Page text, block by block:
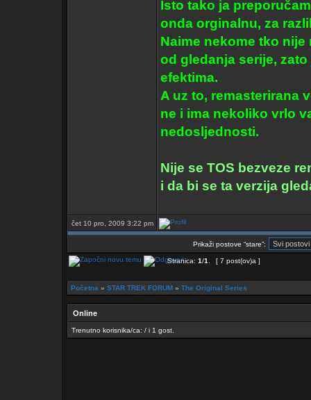
Isto tako ja
onda orginalnu, za
Naime nekome tko
od gledanja serije,
efektima.
A uz to, remasterirana
ne i ima nekoliko vrlo
nedosljednosti.
Nije se TOS bezveze
i da bi se ta verzija
čet 10 pro, 2009 3:22 pm
Prikaži postove “stare”:
Stranica: 1/1 [ 7 post(ov)a ]
Početna » STAR TREK FORUM » The Original Series
Online
Trenutno korisnika/ca: / i 1 gost.